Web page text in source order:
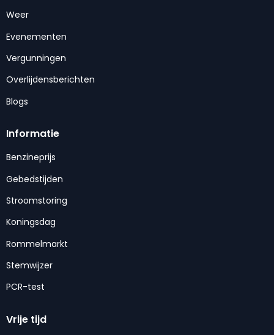
Weer
Evenementen
Vergunningen
Overlijdensberichten
Blogs
Informatie
Benzineprijs
Gebedstijden
Stroomstoring
Koningsdag
Rommelmarkt
Stemwijzer
PCR-test
Vrije tijd